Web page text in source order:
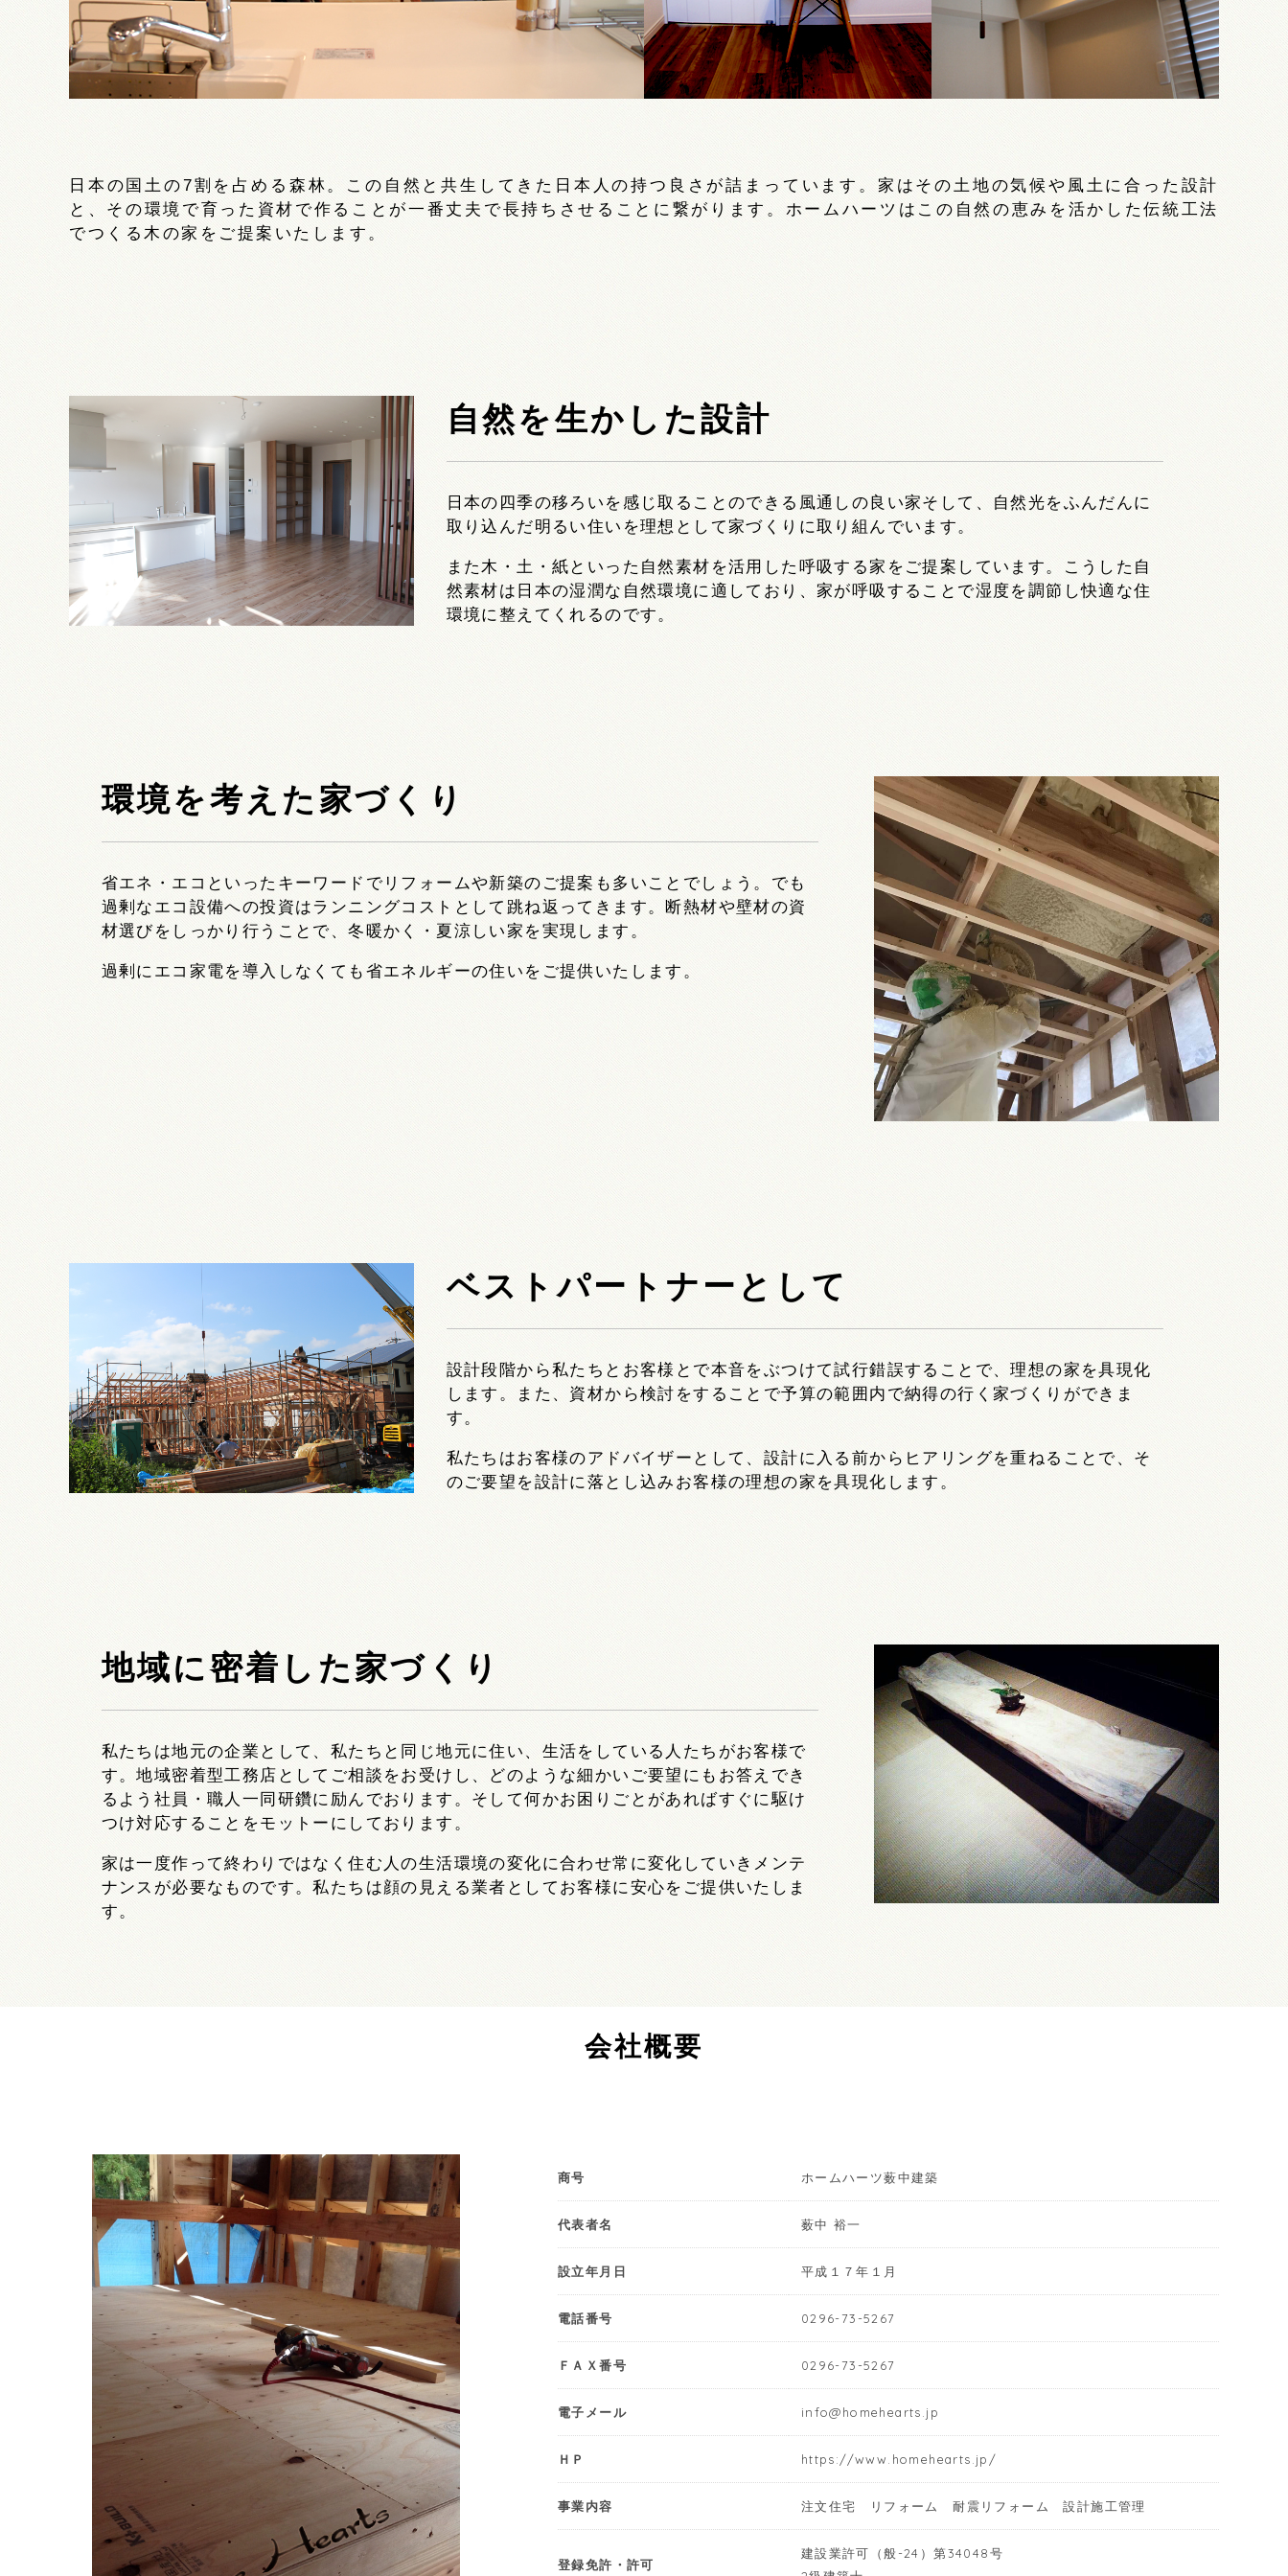
日本の国土の7割を占める森林。この自然と共生してきた日本人の持つ良さが詰まっています。家はその土地の気候や風土に合った設計
と、その環境で育った資材で作ることが一番丈夫で長持ちさせることに繋がります。ホームハーツはこの自然の恵みを活かした伝統工法
でつくる木の家をご提案いたします。
自然を生かした設計
日本の四季の移ろいを感じ取ることのできる風通しの良い家そして、自然光をふんだんに
取り込んだ明るい住いを理想として家づくりに取り組んでいます。
また木・土・紙といった自然素材を活用した呼吸する家をご提案しています。こうした自
然素材は日本の湿潤な自然環境に適しており、家が呼吸することで湿度を調節し快適な住
環境に整えてくれるのです。
環境を考えた家づくり
省エネ・エコといったキーワードでリフォームや新築のご提案も多いことでしょう。でも
過剰なエコ設備への投資はランニングコストとして跳ね返ってきます。断熱材や壁材の資
材選びをしっかり行うことで、冬暖かく・夏涼しい家を実現します。
過剰にエコ家電を導入しなくても省エネルギーの住いをご提供いたします。
ベストパートナーとして
設計段階から私たちとお客様とで本音をぶつけて試行錯誤することで、理想の家を具現化
します。また、資材から検討をすることで予算の範囲内で納得の行く家づくりができま
す。
私たちはお客様のアドバイザーとして、設計に入る前からヒアリングを重ねることで、そ
のご要望を設計に落とし込みお客様の理想の家を具現化します。
地域に密着した家づくり
私たちは地元の企業として、私たちと同じ地元に住い、生活をしている人たちがお客様で
す。地域密着型工務店としてご相談をお受けし、どのような細かいご要望にもお答えでき
るよう社員・職人一同研鑽に励んでおります。そして何かお困りごとがあればすぐに駆け
つけ対応することをモットーにしております。
家は一度作って終わりではなく住む人の生活環境の変化に合わせ常に変化していきメンテ
ナンスが必要なものです。私たちは顔の見える業者としてお客様に安心をご提供いたしま
す。
会社概要
商号 ホームハーツ薮中建築
代表者名 薮中 裕一
設立年月日 平成１７年１月
電話番号 0296-73-5267
ＦＡＸ番号 0296-73-5267
電子メール info@homehearts.jp
ＨＰ https://www.homehearts.jp/
事業内容 注文住宅 リフォーム 耐震リフォーム 設計施工管理
登録免許・許可
建設業許可（般-24）第34048号